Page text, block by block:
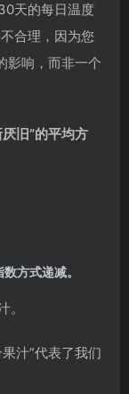
天的每日温度
合理，因为您
影响，而非一个
旧”的平均方
方式递减。
汁”代表了我们